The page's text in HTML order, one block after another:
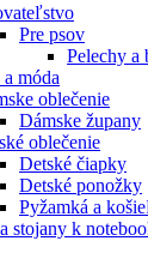
Pre psov
Pelechy a
móda
oblečenie
Dámske župany
oblečenie
Detské čiapky
Detské ponožky
Pyžamká a
stojany k